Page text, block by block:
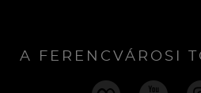
A FERENCVÁROSI